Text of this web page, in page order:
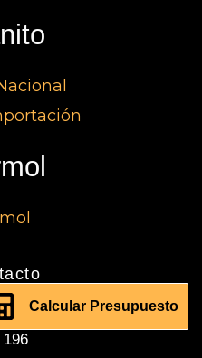
Calcular Presupuesto
Viso del Alcor, Sevilla